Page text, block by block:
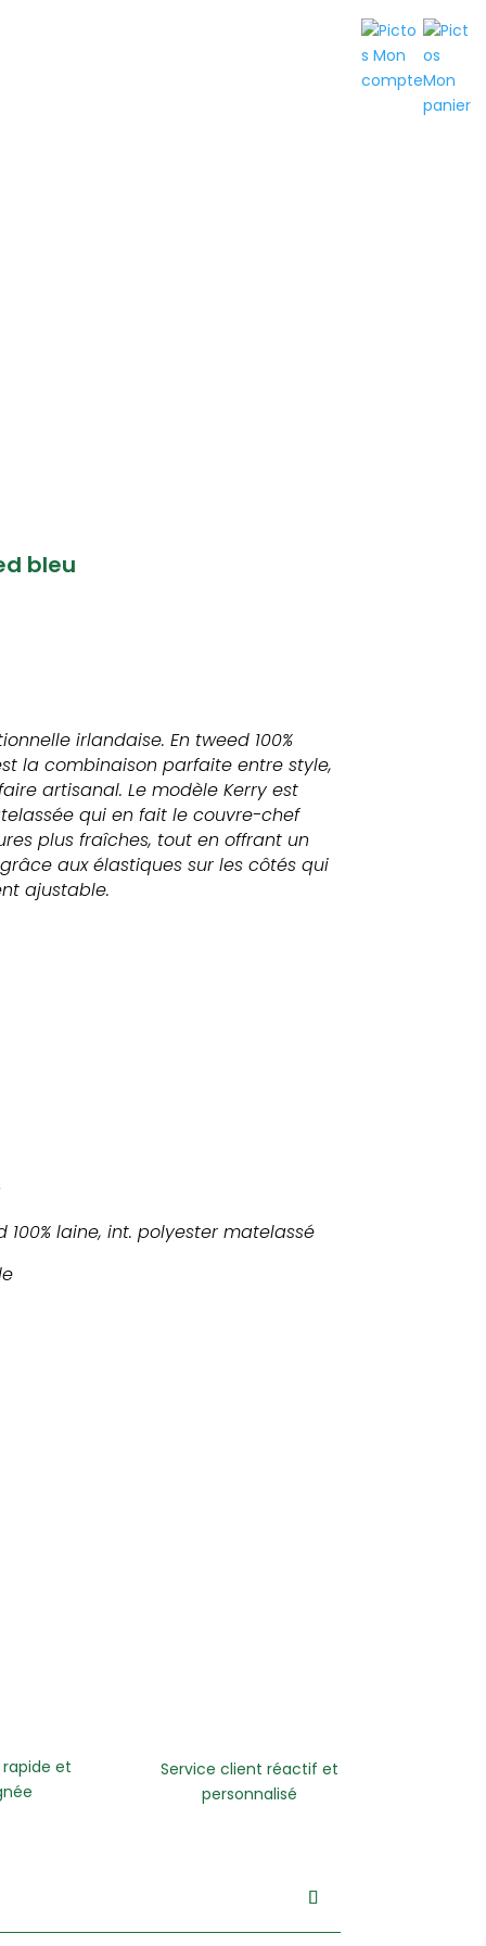
bleu
irlandaise. En tweed 100%
la combinaison parfaite entre style,
artisanal. Le modèle Kerry est
qui en fait le couvre-chef
plus fraîches, tout en offrant un
aux élastiques sur les côtés qui
ajustable.
100% laine, int. polyester matelassé
rapide et
Service client réactif et
personnalisé